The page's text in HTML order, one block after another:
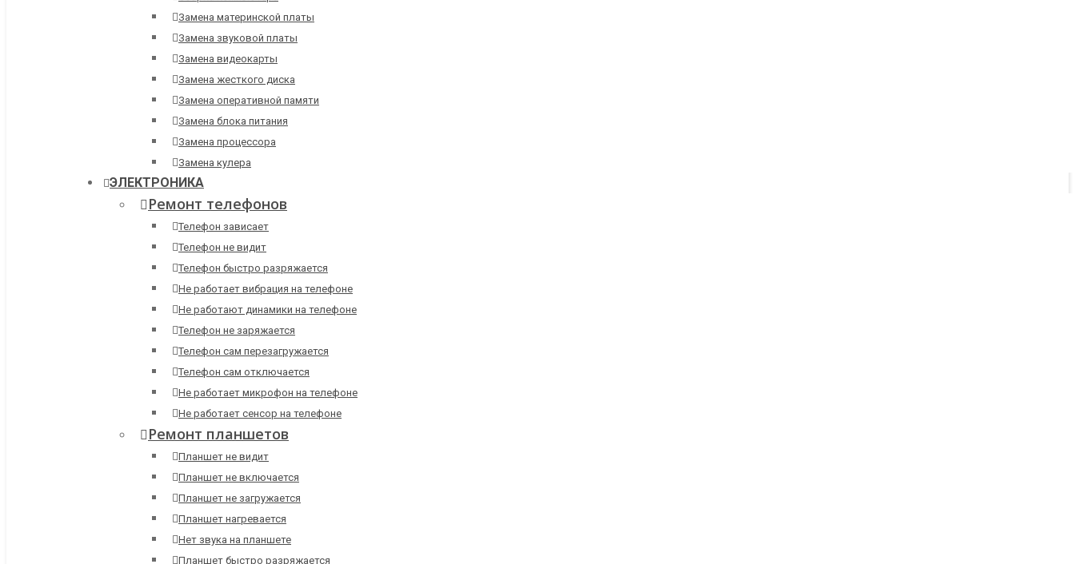
Замена материнской платы
Замена звуковой платы
Замена видеокарты
Замена жесткого диска
Замена оперативной памяти
Замена блока питания
Замена процессора
Замена кулера
ЭЛЕКТРОНИКА
Ремонт телефонов
Телефон зависает
Телефон не видит
Телефон быстро разряжается
Не работает вибрация на телефоне
Не работают динамики на телефоне
Телефон не заряжается
Телефон сам перезагружается
Телефон сам отключается
Не работает микрофон на телефоне
Не работает сенсор на телефоне
Ремонт планшетов
Планшет не видит
Планшет не включается
Планшет не загружается
Планшет нагревается
Нет звука на планшете
Планшет быстро разряжается